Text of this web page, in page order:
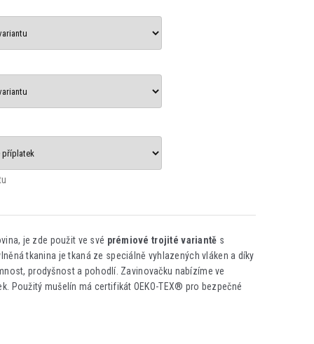
je zde použit ve své prémiové trojité variantě s
tkanina je tkaná ze speciálně vyhlazených vláken a díky
prodyšnost a pohodlí. Zavinovačku nabízíme ve
Použitý mušelín má certifikát OEKO-TEX® pro bezpečné